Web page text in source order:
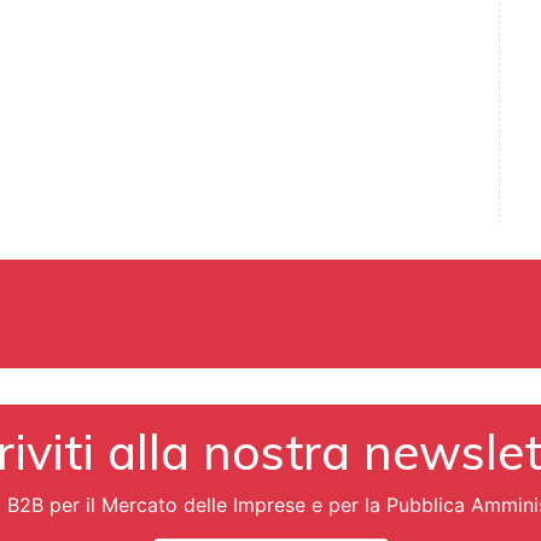
alla nostra
B2B per il Mercato delle Imprese e per la Pubblica